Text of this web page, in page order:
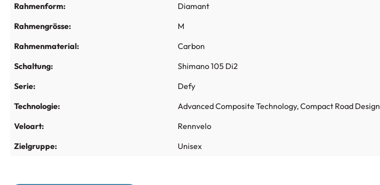
Rahmenform:
Diamant
Rahmengrösse:
M
Rahmenmaterial:
Carbon
Schaltung:
Shimano 105 Di2
Serie:
Defy
Technologie:
Advanced Composite Technology, Compact Road Design
Veloart:
Rennvelo
Zielgruppe:
Unisex